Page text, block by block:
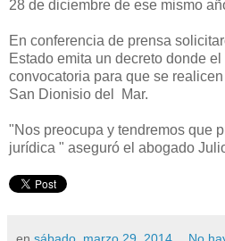
28 de diciembre de ese mismo
En conferencia de prensa
Estado emita un decreto donde
convocatoria para que se
San Dionisio del Mar.
"Nos preocupa y tendremos que
jurídica " aseguró el abogado